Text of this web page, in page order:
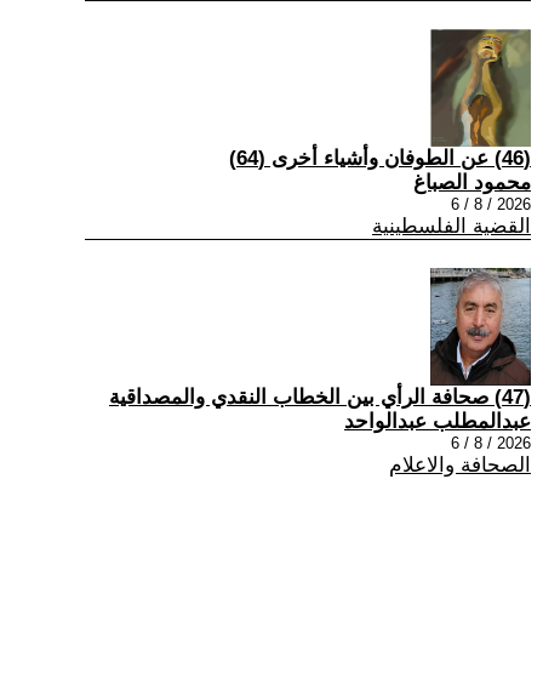
(46) عن الطوفان وأشياء أخرى (64)
محمود الصباغ
2026 / 8 / 6
القضية الفلسطينية
(47) صحافة الرأي بين الخطاب النقدي والمصداقية
عبدالمطلب عبدالواحد
2026 / 8 / 6
الصحافة والاعلام